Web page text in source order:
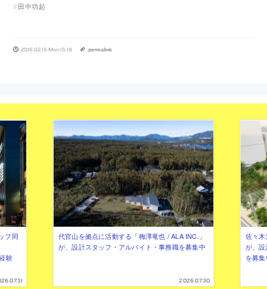
田中功起
2016.02.15 Mon 15:18 permalink
フ同
験
代官山を拠点に活動する「梅澤竜也 / ALA INC.」
が、設計スタッフ・アルバイト・事務職を募集中
2026.07.30
佐々
が、
を募